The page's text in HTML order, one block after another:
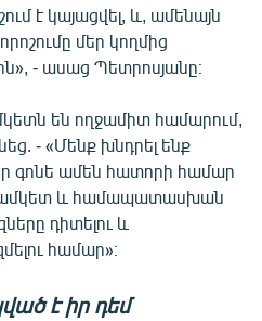
է կայացվել, և, ամենայն
մեր կողմից
- ասաց Պետրոսյանը։
են ողջամիտ համարում,
- «Մենք խնդրել ենք
գոնե ամեն հատորի համար
և համապատասխան
դիտելու և
համար»։
է իր դեմ